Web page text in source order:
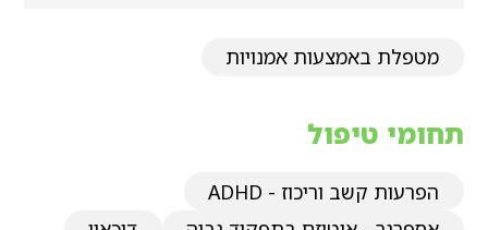
מטפלת באמצעות אמנויות
תחומי טיפול
הפרעות קשב וריכוז - ADHD